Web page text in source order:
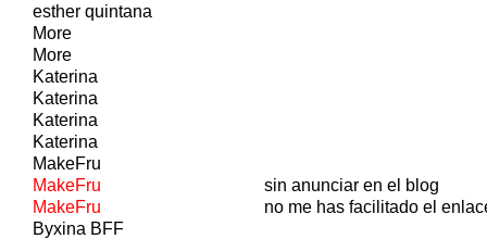
esther quintana
More
More
Katerina
Katerina
Katerina
Katerina
MakeFru
MakeFru
sin anunciar en el blog
MakeFru
no me has facilitado el
Byxina BFF